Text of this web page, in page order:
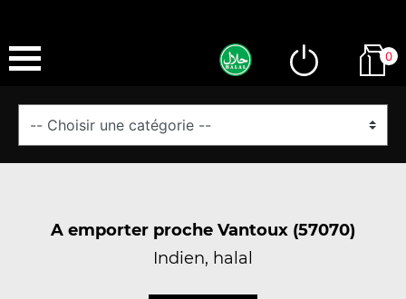
0
A emporter proche Vantoux (57070)
Indien, halal